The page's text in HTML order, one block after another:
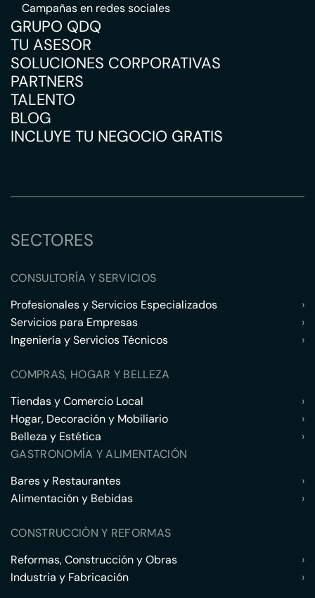
Campañas en redes sociales
GRUPO QDQ
TU ASESOR
SOLUCIONES CORPORATIVAS
PARTNERS
TALENTO
BLOG
INCLUYE TU NEGOCIO GRATIS
SECTORES
CONSULTORÍA Y SERVICIOS
Profesionales y Servicios Especializados
›
Servicios para Empresas
›
Ingeniería y Servicios Técnicos
›
COMPRAS, HOGAR Y BELLEZA
Tiendas y Comercio Local
›
Hogar, Decoración y Mobiliario
›
Belleza y Estética
›
GASTRONOMÍA Y ALIMENTACIÓN
Bares y Restaurantes
›
Alimentación y Bebidas
›
CONSTRUCCIÓN Y REFORMAS
Reformas, Construcción y Obras
›
Industria y Fabricación
›